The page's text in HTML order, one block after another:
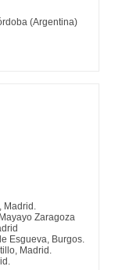
(Argentina)
Madrid.
Zaragoza
Esgueva, Burgos.
Madrid.